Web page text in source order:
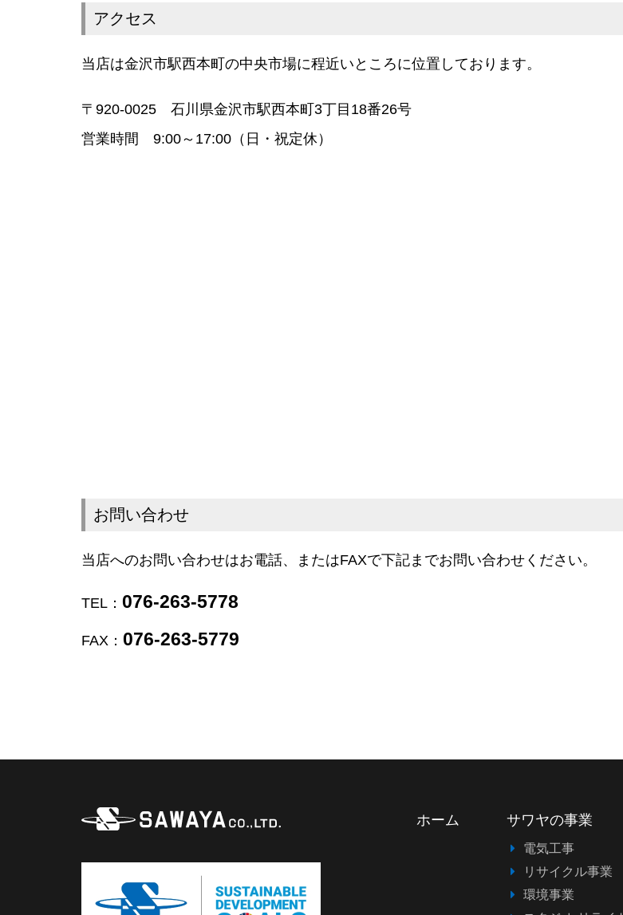
アクセス
当店は金沢市駅西本町の中央市場に程近いところに位置しております。
〒920-0025 石川県金沢市駅西本町3丁目18番26号
営業時間 9:00～17:00（日・祝定休）
お問い合わせ
当店へのお問い合わせはお電話、またはFAXで下記までお問い合わせください。
TEL： 076-263-5778
FAX： 076-263-5779
ホーム サワヤの事業
電気工事
リサイクル事業
環境事業